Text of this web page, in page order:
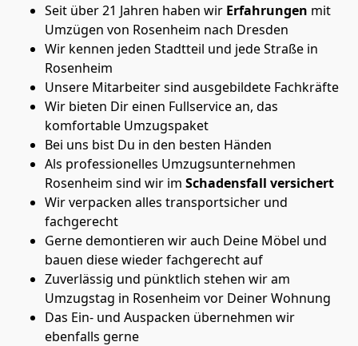
Seit über 21 Jahren haben wir Erfahrungen mit
Umzügen von Rosenheim nach Dresden
Wir kennen jeden Stadtteil und jede Straße in
Rosenheim
Unsere Mitarbeiter sind ausgebildete Fachkräfte
Wir bieten Dir einen Fullservice an, das
komfortable Umzugspaket
Bei uns bist Du in den besten Händen
Als professionelles Umzugsunternehmen
Rosenheim sind wir im Schadensfall versichert
Wir verpacken alles transportsicher und
fachgerecht
Gerne demontieren wir auch Deine Möbel und
bauen diese wieder fachgerecht auf
Zuverlässig und pünktlich stehen wir am
Umzugstag in Rosenheim vor Deiner Wohnung
Das Ein- und Auspacken übernehmen wir
ebenfalls gerne